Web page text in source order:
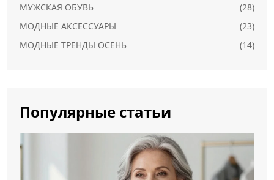
МУЖСКАЯ ОБУВЬ
(28)
МОДНЫЕ АКСЕССУАРЫ
(23)
МОДНЫЕ ТРЕНДЫ ОСЕНЬ
(14)
Популярные статьи